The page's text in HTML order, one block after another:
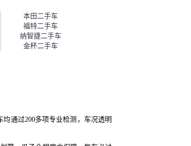
价。自营车我讲过价，最
过花一块钱买优惠券的方
宜了800块钱成交。”
本田二手车
福特二手车
纳智捷二手车
金杯二手车
通过200多项专业检测，车况透明